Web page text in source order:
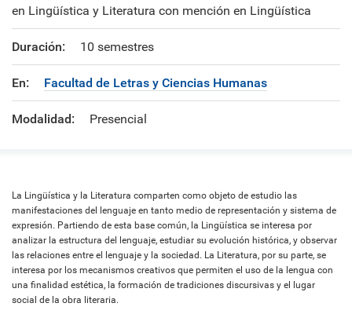
en Lingüística y Literatura con mención en Lingüística
Duración: 10 semestres
En: Facultad de Letras y Ciencias Humanas
Modalidad: Presencial
La Lingüística y la Literatura comparten como objeto de estudio las
manifestaciones del lenguaje en tanto medio de representación y sistema de
expresión. Partiendo de esta base común, la Lingüística se interesa por
analizar la estructura del lenguaje, estudiar su evolución histórica, y observar
las relaciones entre el lenguaje y la sociedad. La Literatura, por su parte, se
interesa por los mecanismos creativos que permiten el uso de la lengua con
una finalidad estética, la formación de tradiciones discursivas y el lugar
social de la obra literaria.